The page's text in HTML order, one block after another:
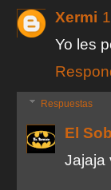
Xermi
Yo les
Respuestas
El
Jajaja